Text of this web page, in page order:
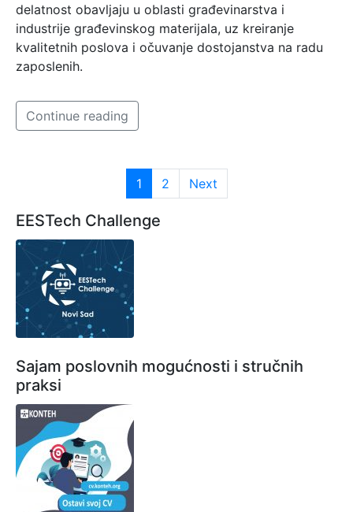
delatnost obavljaju u oblasti građevinarstva i
industrije građevinskog materijala, uz kreiranje
kvalitetnih poslova i očuvanje dostojanstva na radu
zaposlenih.
Continue reading
1 2 Next
EESTech Challenge
Sajam poslovnih mogućnosti i stručnih
praksi